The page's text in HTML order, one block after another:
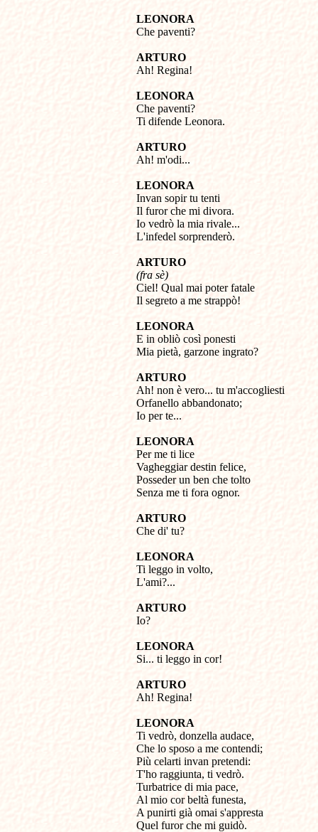
LEONORA
Che paventi?
ARTURO
Ah! Regina!
LEONORA
Che paventi?
Ti difende Leonora.
ARTURO
Ah! m'odi...
LEONORA
Invan sopir tu tenti
Il furor che mi divora.
Io vedrò la mia rivale...
L'infedel sorprenderò.
ARTURO
(fra sè)
Ciel! Qual mai poter fatale
Il segreto a me strappò!
LEONORA
E in obliò così ponesti
Mia pietà, garzone ingrato?
ARTURO
Ah! non è vero... tu m'accogliesti
Orfanello abbandonato;
Io per te...
LEONORA
Per me ti lice
Vagheggiar destin felice,
Posseder un ben che tolto
Senza me ti fora ognor.
ARTURO
Che di' tu?
LEONORA
Ti leggo in volto,
L'ami?...
ARTURO
Io?
LEONORA
Si... ti leggo in cor!
ARTURO
Ah! Regina!
LEONORA
Ti vedrò, donzella audace,
Che lo sposo a me contendi;
Più celarti invan pretendi:
T'ho raggiunta, ti vedrò.
Turbatrice di mia pace,
Al mio cor beltà funesta,
A punirti già omai s'appresta
Quel furor che mi guidò.